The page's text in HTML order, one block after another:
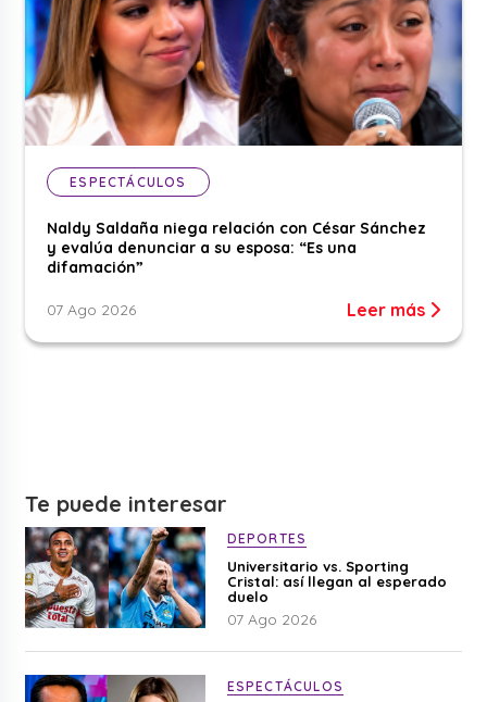
ESPECTÁCULOS
Naldy Saldaña niega relación con César Sánchez
y evalúa denunciar a su esposa: “Es una
difamación”
07 Ago 2026 Leer más
Te puede interesar
DEPORTES
Universitario vs. Sporting
Cristal: así llegan al esperado
duelo
07 Ago 2026
ESPECTÁCULOS